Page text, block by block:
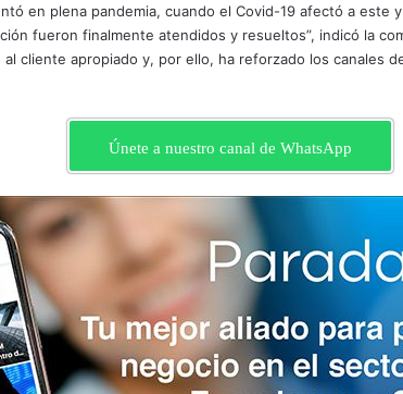
en plena pandemia, cuando el Covid-19 afectó a este
fueron finalmente atendidos y resueltos”, indicó la
cliente apropiado y, por ello, ha reforzado los canales
Únete a nuestro canal de WhatsApp